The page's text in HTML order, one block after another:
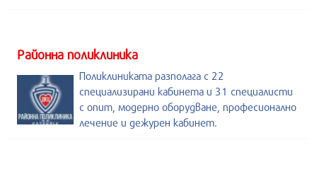
Районна поликлиника
Поликлиниката разполага с 22
специализирани кабинета и 31 специалисти
с опит, модерно оборудване, професионално
лечение и дежурен кабинет.